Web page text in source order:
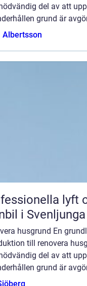
del av att
grund är
Albertsson
lyft
i Svenljunga
husgrund En
till renovera
del av att
grund är